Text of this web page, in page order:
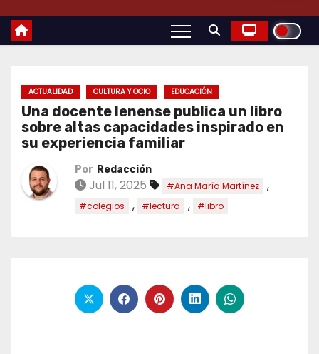
ACTUALIDAD CULTURA Y OCIO EDUCACIÓN
Una docente lenense publica un libro
sobre altas capacidades inspirado en
su experiencia familiar
Por Redacción
Jul 11, 2025 #Ana María Martínez ,
#colegios , #lectura , #libro